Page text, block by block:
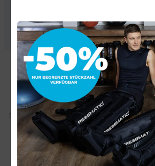
1
Dieses Produkt hat noch keine
Erste!